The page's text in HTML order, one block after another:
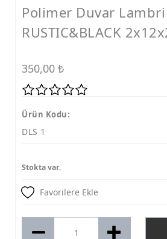
Polimer Duvar Lambri
RUSTIC&BLACK
350,00 ₺
Ürün Kodu:
DLS 1
Stokta var.
Favorilere Ekle